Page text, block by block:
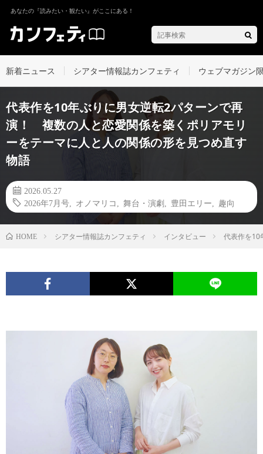
あなたの『読みたい・観たい』がここにある！
新着ニュース シアター情報誌カンフェティ ウェブマガジン
代表作を10年ぶりに男女逆転2パターンで再
演！ 複数の人と恋愛関係を築くポリアモリ
ーをテーマに人と人の関係の形を見つめ直す
物語
2026.05.27
2026年7月号
オノマリコ 舞台・演劇 豊田エリー 趣向
HOME シアター情報誌カンフェティ インタビュー 代表作を10